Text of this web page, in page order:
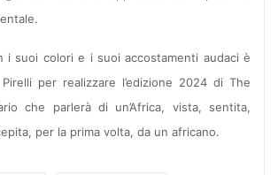
i suoi colori e i suoi accostamenti audaci è
per realizzare l’edizione 2024 di The
che parlerà di un’Africa, vista, sentita,
per la prima volta, da un africano.